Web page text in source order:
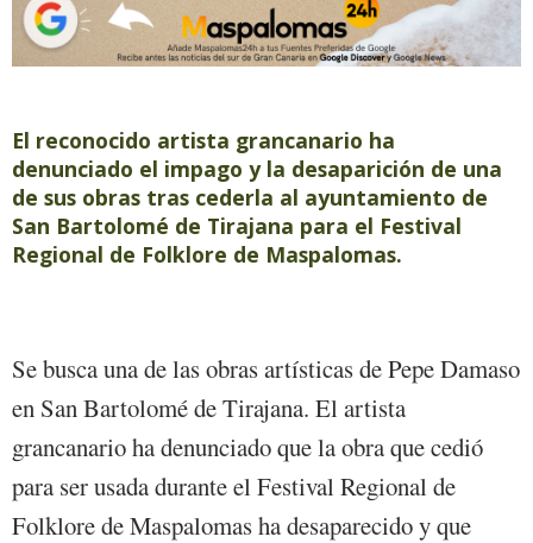
El reconocido artista grancanario ha
denunciado el impago y la desaparición de una
de sus obras tras cederla al ayuntamiento de
San Bartolomé de Tirajana para el Festival
Regional de Folklore de Maspalomas.
Se busca una de las obras artísticas de Pepe Damaso
en San Bartolomé de Tirajana. El artista
grancanario ha denunciado que la obra que cedió
para ser usada durante el Festival Regional de
Folklore de Maspalomas ha desaparecido y que